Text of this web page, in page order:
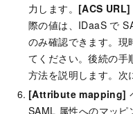
力します。 [ACS URL]
際の値は、IDaaS で
のみ確認できます。現
てください。後続の手
方法を説明します。次
[Attribute mapping]
SAML 属性へのマッピ